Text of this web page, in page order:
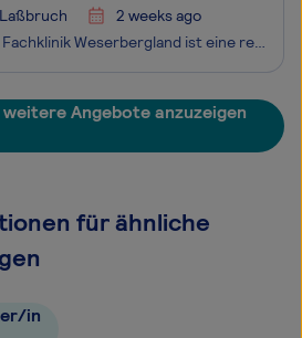
2 weeks ago
Die Oberberg Fachklinik Weserbergland ist eine renommierte, private Akutklinik, die vornehmlich von motivierten Privatpatienten, Selbstzahlern und Beihilfeberechtigten belegt werden. Behandlungsschwerpunkte sind Depressionen, Abhängigkeitserkrankungen, Burn-out, Angst- und Panikstörungen,
Angebote anzuzeigen
für ähnliche
in